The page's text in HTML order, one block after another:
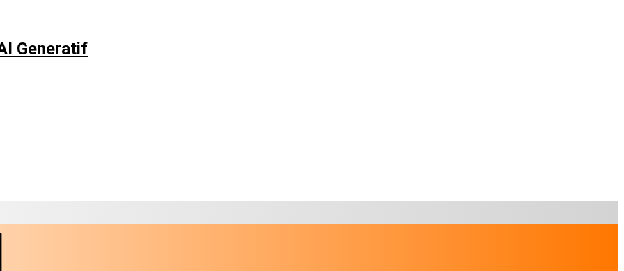
Generatif